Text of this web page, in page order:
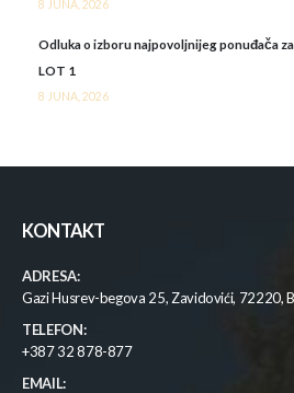
8 JUNA, 2026
Odluka o izboru najpovoljnijeg ponuđača
LOT 1
8 JUNA, 2026
KONTAKT
ADRESA:
Gazi Husrev-begova 25, Zavidovići, 72220,
TELEFON:
+387 32 878-877
EMAIL: